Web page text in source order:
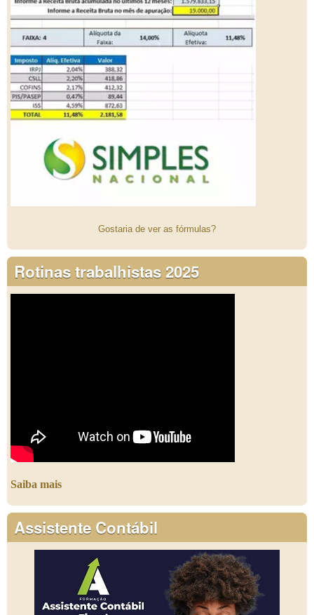
Gostaria de ver as fórmulas?
Rotinas trabalhistas 2025
Saiba mais
Assistente Contábil